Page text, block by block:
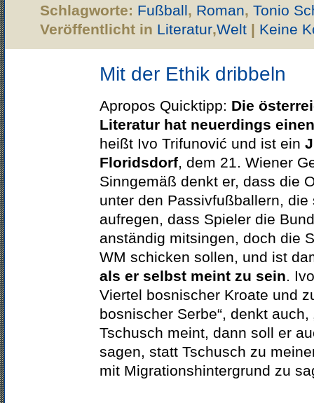
Schlagworte: Fußball, Roman, Tonio
Veröffentlicht in Literatur,Welt | Keine
Mit der Ethik dribbeln
Apropos Quicktipp: Die
Literatur hat neuerdings
heißt Ivo Trifunović und ist ein
Floridsdorf, dem 21. Wiener
Sinngemäß denkt er, dass die
unter den Passivfußballern, die
aufregen, dass Spieler die
anständig mitsingen, doch die
WM schicken sollen, und ist
als er selbst meint zu sein.
Viertel bosnischer Kroate und
bosnischer Serbe“, denkt auch,
Tschusch meint, dann soll er
sagen, statt Tschusch zu
mit Migrationshintergrund zu